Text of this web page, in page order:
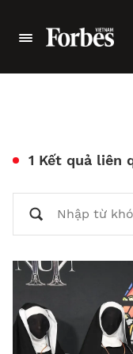
1 Kết quả liên